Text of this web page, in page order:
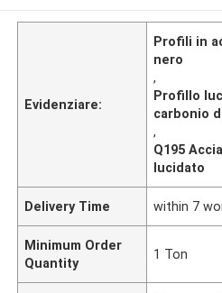
Evidenziare:
Profili in
nero
,
Profillo
carbonio
,
Q195
lucidato
Delivery Time within 7
Minimum Order
Quantity
1 Ton